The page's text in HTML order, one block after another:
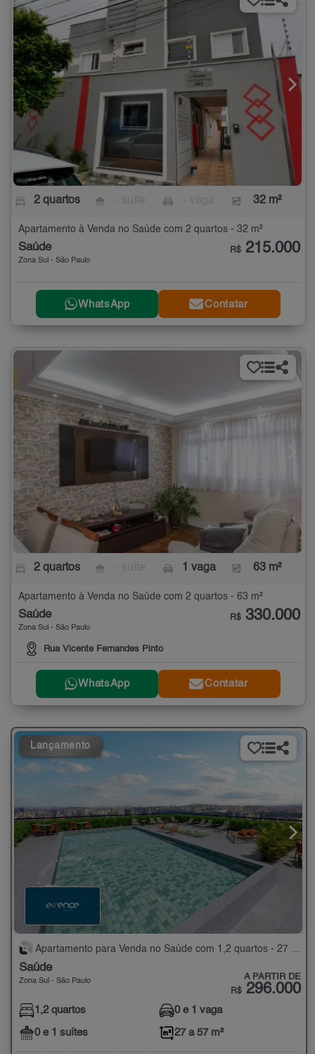
2 quartos 32 m²
Apartamento à Venda no Saúde com 2 quartos - 32 m²
Saúde
Zona Sul - São Paulo
R$ 215.000
WhatsApp Contatar
2 quartos 1 vaga 63 m²
Apartamento à Venda no Saúde com 2 quartos - 63 m²
Saúde
Zona Sul - São Paulo
Rua Vicente Fernandes Pinto
R$ 330.000
WhatsApp Contatar
Lançamento
Apartamento para Venda no Saúde com 1,2 quartos - 27 a 57 m²
Saúde
Zona Sul - São Paulo A PARTIR DE
R$ 296.000
1,2 quartos
0 e 1 suítes
0 e 1 vaga
27 a 57 m²